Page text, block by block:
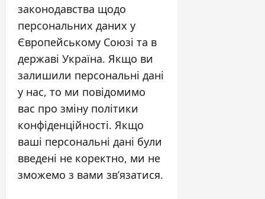
законодавства щодо
персональних даних у
Європейському Союзі та в
державі Україна. Якщо ви
залишили персональні дані
у нас, то ми повідомимо
вас про зміну політики
конфіденційності. Якщо
ваші персональні дані були
введені не коректно, ми не
зможемо з вами зв’язатися.